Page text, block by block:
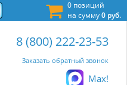
0 позиций
на сумму0 руб.
8 (800) 222-23-53
Заказать обратный звонок
Max!